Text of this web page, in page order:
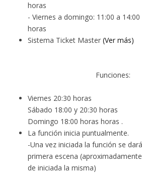
horas
- Viernes a domingo: 11:00 a
horas
Sistema Ticket Master (Ver más)
Funciones:
Viernes 20:30 horas
Sábado 18:00 y 20:30 horas
Domingo 18:00 horas horas .
La función inicia puntualmente.
-Una vez iniciada la función se
primera escena
de iniciada la misma)